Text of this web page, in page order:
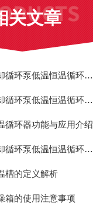
关文章
低温冷却循环泵低温恒温循环器的选型注意事项
低温冷却循环泵低温恒温循环器的技术特点及应用领域
循环器功能与应用介绍
低温冷却循环泵低温恒温循环器在药品生产和储存过程中控制温度
槽的定义解析
箱的使用注意事项